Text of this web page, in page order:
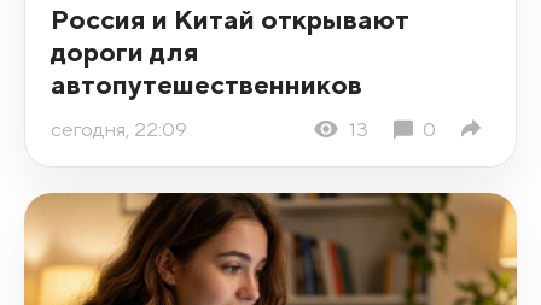
Россия и Китай открывают
дороги для
автопутешественников
сегодня, 22:09 13 0